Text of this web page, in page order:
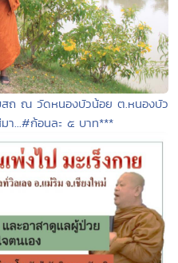
ถ ณ วัดหนองบัวน้อย ต.หนองบัว
า...#ก้อนละ ๕ บาท***